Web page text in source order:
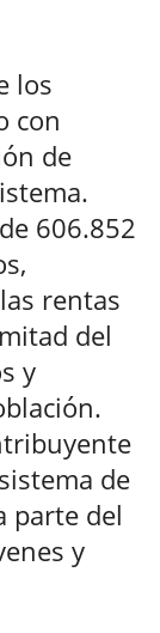
los
con
de
606.852
rentas
del
y
de
parte del
y